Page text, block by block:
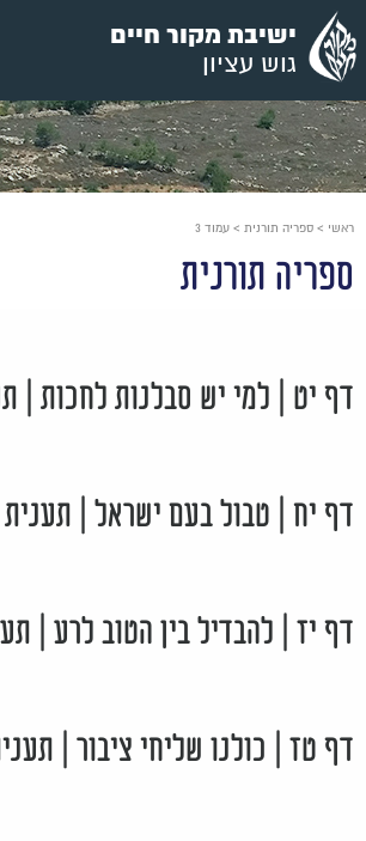
עבור
אל
תוכן
העמוד
ישיבת מקור חיים
גוש עציון
ראשי > ספריה תורנית > עמוד 3
ספריה תורנית
דף יט | למי יש סבלנות לחכות |
דף יח | טבול בעם ישראל |
דף יז | להבדיל בין הטוב לרע |
דף טז | כולנו שליחי ציבור |